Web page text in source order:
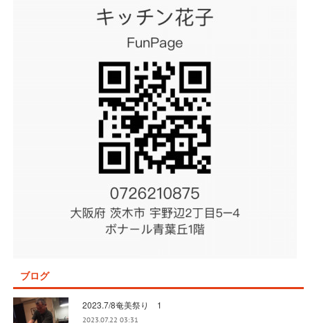
ブログ
2023.7/8奄美祭り 1
2023.07.22 03:31